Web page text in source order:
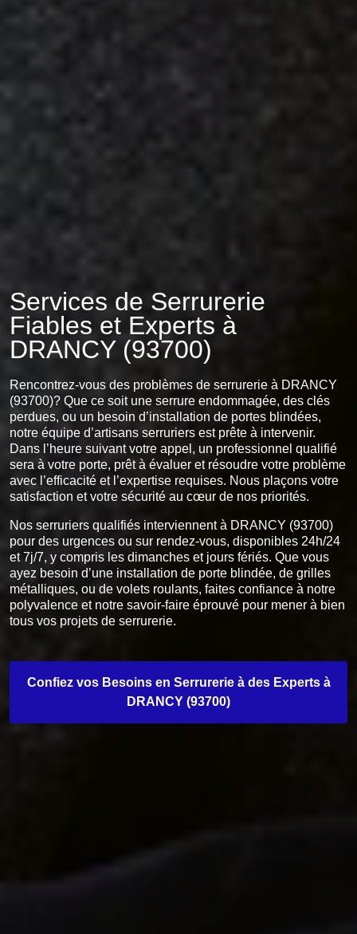
Services de Serrurerie
Fiables et Experts à
DRANCY (93700)
Rencontrez-vous des problèmes de serrurerie à DRANCY
(93700)? Que ce soit une serrure endommagée, des clés
perdues, ou un besoin d’installation de portes blindées,
notre équipe d’artisans serruriers est prête à intervenir.
Dans l’heure suivant votre appel, un professionnel qualifié
sera à votre porte, prêt à évaluer et résoudre votre problème
avec l’efficacité et l’expertise requises. Nous plaçons votre
satisfaction et votre sécurité au cœur de nos priorités.
Nos serruriers qualifiés interviennent à DRANCY (93700)
pour des urgences ou sur rendez-vous, disponibles 24h/24
et 7j/7, y compris les dimanches et jours fériés. Que vous
ayez besoin d’une installation de porte blindée, de grilles
métalliques, ou de volets roulants, faites confiance à notre
polyvalence et notre savoir-faire éprouvé pour mener à bien
tous vos projets de serrurerie.
Confiez vos Besoins en Serrurerie à des Experts à
DRANCY (93700)